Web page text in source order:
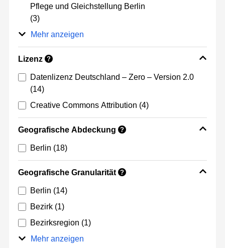
Pflege und Gleichstellung Berlin
(3)
Mehr anzeigen
Lizenz ?
Datenlizenz Deutschland – Zero – Version 2.0
(14)
Creative Commons Attribution (4)
Geografische Abdeckung ?
Berlin (18)
Geografische Granularität ?
Berlin (14)
Bezirk (1)
Bezirksregion (1)
Mehr anzeigen